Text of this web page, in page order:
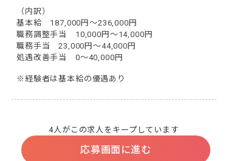
（内訳）
基本給　187,000円～236,000円
職務調整手当　10,000円～14,000円
職務手当　23,000円～44,000円
処遇改善手当　0～40,000円
※経験者は基本給の優遇あり
4人がこの求人をキープしています
応募画面に進む